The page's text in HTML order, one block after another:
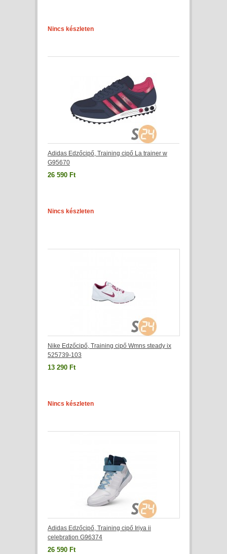
Nincs készleten
Adidas Edzőcipő, Training cipő La trainer w
G95670
26 590 Ft
Nincs készleten
Nike Edzőcipő, Training cipő Wmns steady ix
525739-103
13 290 Ft
Nincs készleten
Adidas Edzőcipő, Training cipő Iriya ii
celebration G96374
26 590 Ft